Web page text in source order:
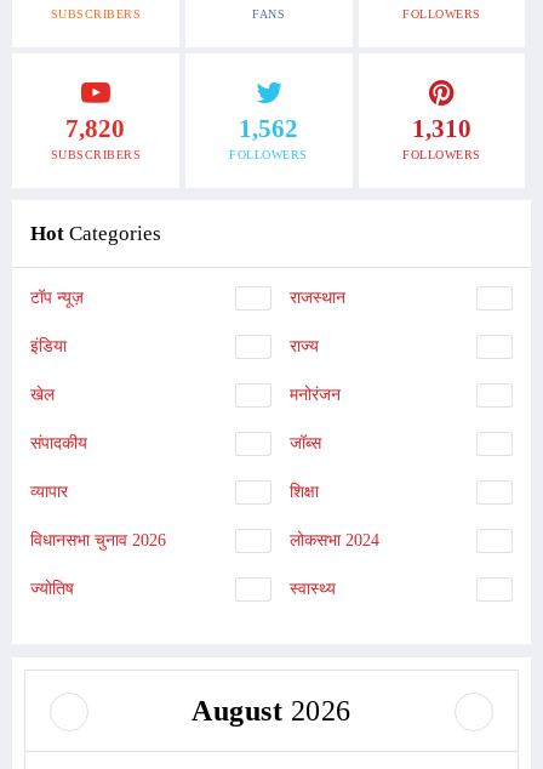
SUBSCRIBERS FANS FOLLOWERS
7,820
SUBSCRIBERS
1,562
FOLLOWERS
1,310
FOLLOWERS
Hot Categories
टॉप न्यूज़ राजस्थान
इंडिया राज्य
खेल मनोरंजन
संपादकीय जॉब्स
व्यापार शिक्षा
विधानसभा चुनाव 2026 लोकसभा 2024
ज्योतिष स्वास्थ्य
August 2026